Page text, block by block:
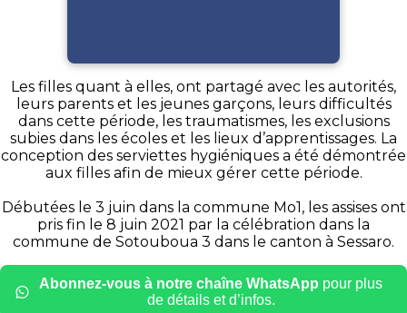
Les filles quant à elles, ont partagé avec les autorités,
leurs parents et les jeunes garçons, leurs difficultés
dans cette période, les traumatismes, les exclusions
subies dans les écoles et les lieux d’apprentissages. La
conception des serviettes hygiéniques a été démontrée
aux filles afin de mieux gérer cette période.
Débutées le 3 juin dans la commune Mo1, les assises ont
pris fin le 8 juin 2021 par la célébration dans la
commune de Sotouboua 3 dans le canton à Sessaro.
Abonnez-vous à notre chaîne WhatsApp pour plus
de détails et d’infos.